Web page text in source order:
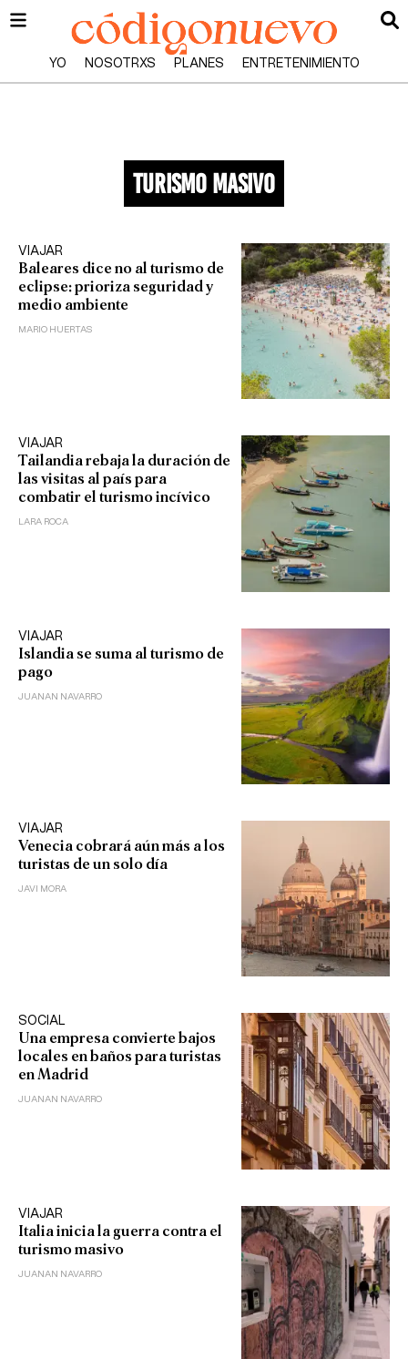
YO NOSOTRXS PLANES ENTRETENIMIENTO
turismo masivo
VIAJAR
Baleares dice no al turismo de
eclipse: prioriza seguridad y
medio ambiente
MARIO HUERTAS
VIAJAR
Tailandia rebaja la duración de
las visitas al país para
combatir el turismo incívico
LARA ROCA
VIAJAR
Islandia se suma al turismo de
pago
JUANAN NAVARRO
VIAJAR
Venecia cobrará aún más a los
turistas de un solo día
JAVI MORA
SOCIAL
Una empresa convierte bajos
locales en baños para turistas
en Madrid
JUANAN NAVARRO
VIAJAR
Italia inicia la guerra contra el
turismo masivo
JUANAN NAVARRO